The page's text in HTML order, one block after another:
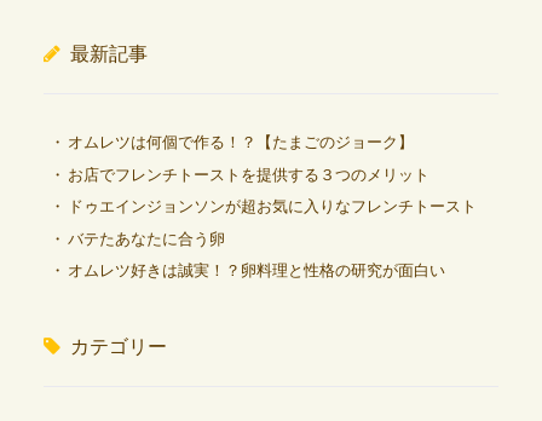
最新記事
オムレツは何個で作る！？【たまごのジョーク】
お店でフレンチトーストを提供する３つのメリット
ドゥエインジョンソンが超お気に入りなフレンチトースト
バテたあなたに合う卵
オムレツ好きは誠実！？卵料理と性格の研究が面白い
カテゴリー